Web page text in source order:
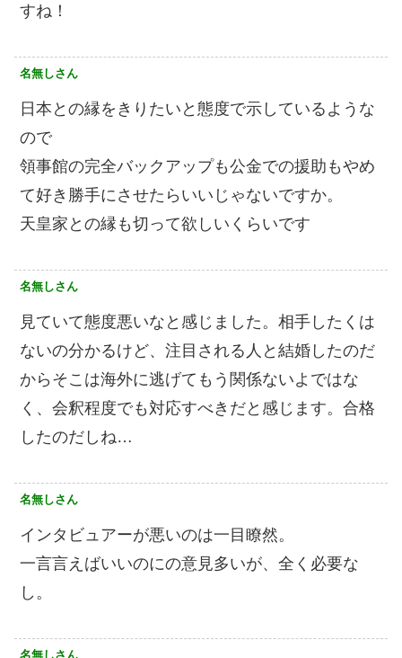
すね！
名無しさん
日本との縁をきりたいと態度で示しているような
ので
領事館の完全バックアップも公金での援助もやめ
て好き勝手にさせたらいいじゃないですか。
天皇家との縁も切って欲しいくらいです
名無しさん
見ていて態度悪いなと感じました。相手したくは
ないの分かるけど、注目される人と結婚したのだ
からそこは海外に逃げてもう関係ないよではな
く、会釈程度でも対応すべきだと感じます。合格
したのだしね…
名無しさん
インタビュアーが悪いのは一目瞭然。
一言言えばいいのにの意見多いが、全く必要な
し。
名無しさん